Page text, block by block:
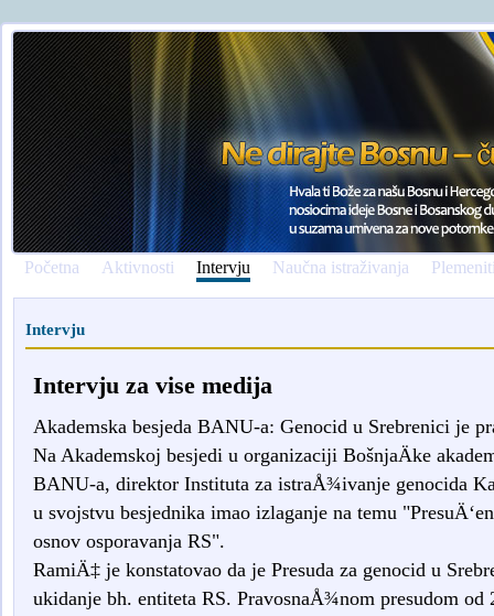
Početna Aktivnosti Intervju Naučna istraživanja
Intervju
Intervju za vise medija
Akademska besjeda BANU-a: Genocid u Srebrenici je
Na Akademskoj besjedi u organizaciji BošnjaÄke
BANU-a, direktor Instituta za istraÅ¾ivanje genocida
u svojstvu besjednika imao izlaganje na temu
osnov osporavanja RS".
RamiÄ‡ je konstatovao da je Presuda za genocid u
ukidanje bh. entiteta RS. PravosnaÅ¾nom presudom od